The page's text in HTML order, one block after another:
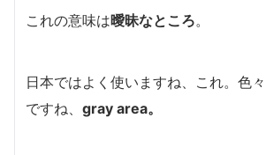
これの意味は曖昧なところ。
日本ではよく使いますね、これ。色
ですね、 gray area。